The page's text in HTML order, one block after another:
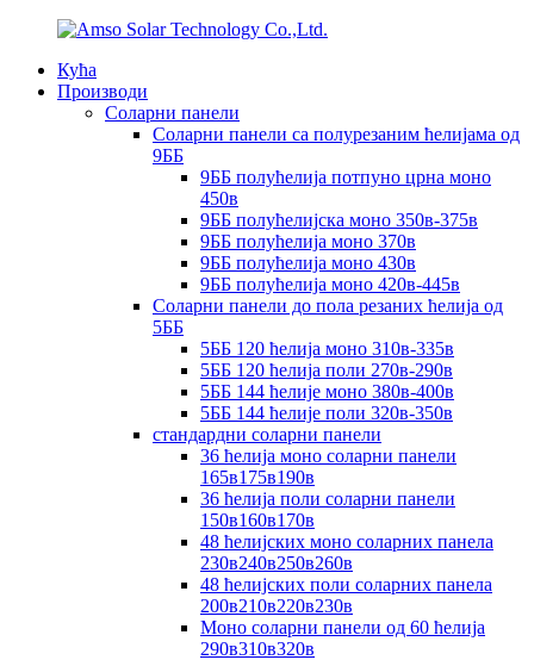
Кућа
Производи
Соларни панели
Соларни панели са полурезаним ћелијама од
9ББ
9ББ полућелија потпуно црна моно
450в
9ББ полућелијска моно 350в-375в
9ББ полућелија моно 370в
9ББ полућелија моно 430в
9ББ полућелија моно 420в-445в
Соларни панели до пола резаних ћелија од
5ББ
5ББ 120 ћелија моно 310в-335в
5ББ 120 ћелија поли 270в-290в
5ББ 144 ћелије моно 380в-400в
5ББ 144 ћелије поли 320в-350в
стандардни соларни панели
36 ћелија моно соларни панели
165в175в190в
36 ћелија поли соларни панели
150в160в170в
48 ћелијских моно соларних панела
230в240в250в260в
48 ћелијских поли соларних панела
200в210в220в230в
Моно соларни панели од 60 ћелија
290в310в320в